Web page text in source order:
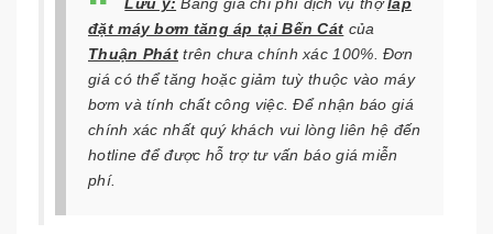
đặt máy bơm tăng áp tại Bến Cát của
Thuận Phát trên chưa chính xác 100%. Đơn
giá có thể tăng hoặc giảm tuỳ thuộc vào máy
bơm và tính chất công việc. Để nhận báo giá
chính xác nhất quý khách vui lòng liên hệ đến
hotline để được hỗ trợ tư vấn báo giá miễn
phí.